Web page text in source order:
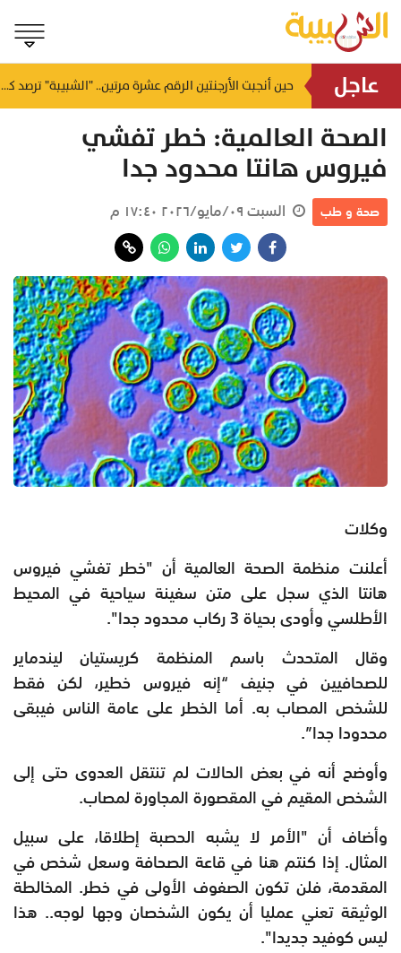
عاجل منذ ١٦ ساعة حين أنجبت الأرجنتين الرقم عشرة مرتين.. "الشبيبة" ترصد كيف أعاد مارادونا وميسي تعريف العبقرية؟
الصحة العالمية: خطر تفشي
فيروس هانتا محدود جدا
صحة و طب السبت ٠٩/مايو/٢٠٢٦ ١٧:٤٠ م
وكلات
أعلنت منظمة الصحة العالمية أن "خطر تفشي فيروس
هانتا الذي سجل على متن سفينة سياحية في المحيط
الأطلسي وأودى بحياة 3 ركاب محدود جدا".
وقال المتحدث باسم المنظمة كريستيان ليندماير
للصحافيين في جنيف “إنه فيروس خطير، لكن فقط
للشخص المصاب به. أما الخطر على عامة الناس فيبقى
محدودا جدا”.
وأوضح أنه في بعض الحالات لم تنتقل العدوى حتى إلى
الشخص المقيم في المقصورة المجاورة لمصاب.
وأضاف أن "الأمر لا يشبه الحصبة إطلاقا، على سبيل
المثال. إذا كنتم هنا في قاعة الصحافة وسعل شخص في
المقدمة، فلن تكون الصفوف الأولى في خطر. المخالطة
الوثيقة تعني عمليا أن يكون الشخصان وجها لوجه.. هذا
ليس كوفيد جديدا".